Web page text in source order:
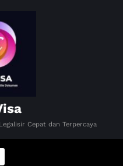
Cepat dan Terpercaya